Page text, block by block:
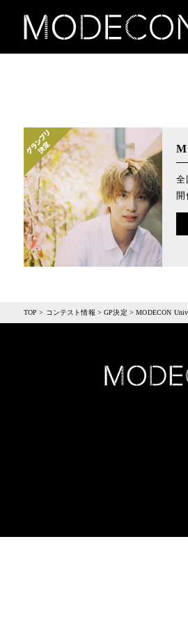
全
開
TOP > コンテスト情報 >GP決定 >MODECON